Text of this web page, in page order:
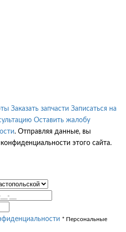
Заказать запчасти Записаться на
Оставить жалобу
. Отправляя данные, вы
этого сайта.
* Персональные